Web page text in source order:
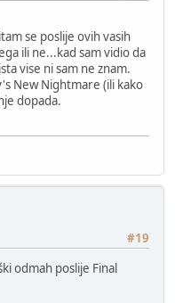
se poslije ovih vasih
ili ne...kad sam vidio da
vise ni sam ne znam.
New Nightmare (ili kako
dopada.
#19
odmah poslije Final